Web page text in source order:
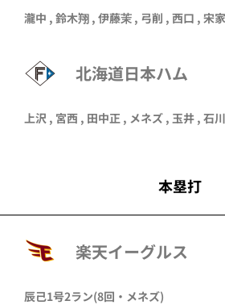
瀧中 , 鈴木翔 , 伊藤茉 , 弓削 , 西口 , 宋
北海道日本ハム
上沢 , 宮西 , 田中正 , メネズ , 玉井 , 石川
本塁打
楽天イーグルス
辰己1号2ラン(8回・ メネズ)